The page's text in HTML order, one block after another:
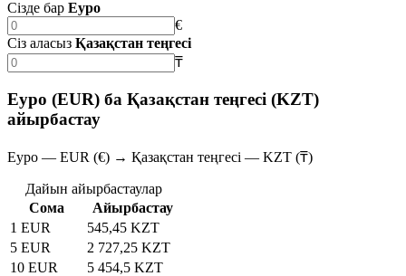
Сізде бар Еуро
€
Сіз аласыз Қазақстан теңгесі
₸
Еуро (EUR) ба Қазақстан теңгесі (KZT)
айырбастау
Еуро — EUR (€) → Қазақстан теңгесі — KZT (₸)
Дайын айырбастаулар
Сома
Айырбастау
1 EUR
545,45 KZT
5 EUR
2 727,25 KZT
10 EUR
5 454,5 KZT